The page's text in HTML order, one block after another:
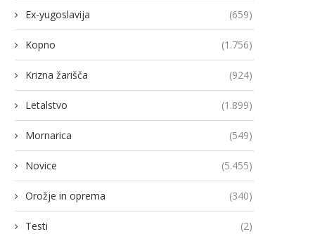
Ex-yugoslavija (659)
Kopno (1.756)
Krizna žarišča (924)
Letalstvo (1.899)
Mornarica (549)
Novice (5.455)
Orožje in oprema (340)
Testi (2)